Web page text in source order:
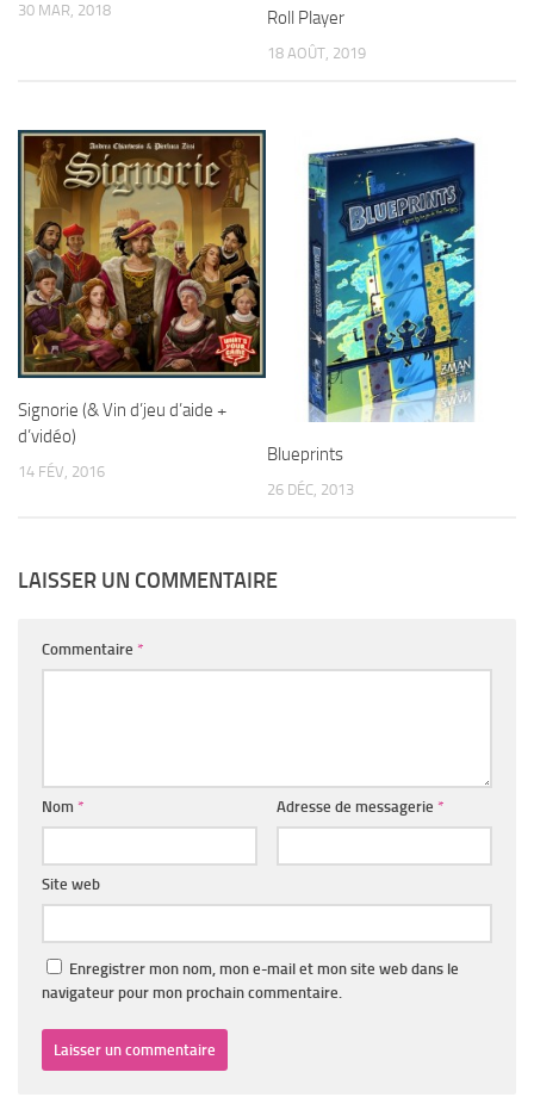
30 MAR, 2018 Roll Player
18 AOÛT, 2019
Signorie (& Vin d’jeu d’aide +
d’vidéo)
14 FÉV, 2016
Blueprints
26 DÉC, 2013
LAISSER UN COMMENTAIRE
Commentaire *
Nom * Adresse de messagerie *
Site web
Enregistrer mon nom, mon e-mail et mon site web dans le
navigateur pour mon prochain commentaire.